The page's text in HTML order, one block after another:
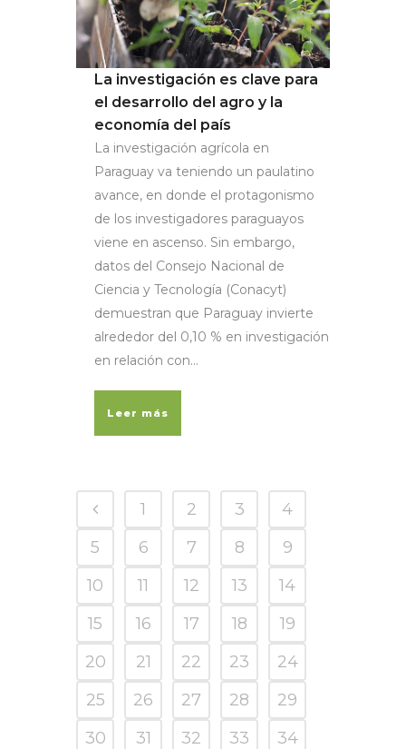
La investigación es clave para
el desarrollo del agro y la
economía del país
La investigación agrícola en
Paraguay va teniendo un paulatino
avance, en donde el protagonismo
de los investigadores paraguayos
viene en ascenso. Sin embargo,
datos del Consejo Nacional de
Ciencia y Tecnología (Conacyt)
demuestran que Paraguay invierte
alrededor del 0,10 % en investigación
en relación con...
Leer más
1 2 3
4
5
6 7 8
9
10
11 12 13
14
15
16 17 18
19
20
21 22 23
24
25
26 27 28
29
30
31 32 33
34